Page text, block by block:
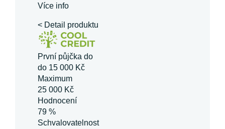
Více info
< Detail produktu
První půjčka do
do 15 000 Kč
Maximum
25 000 Kč
Hodnocení
79 %
Schvalovatelnost